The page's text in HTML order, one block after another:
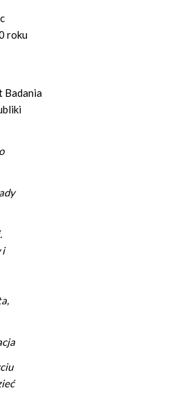
roku
Badania
i